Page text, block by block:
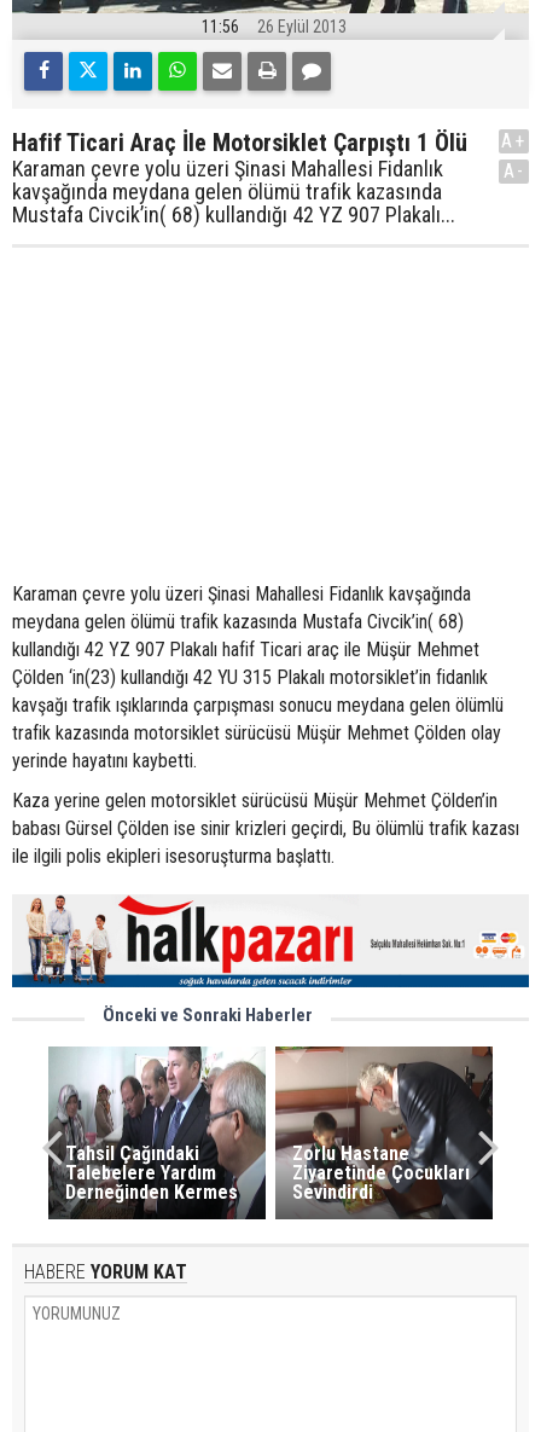
11:56 26 Eylül 2013
Hafif Ticari Araç İle Motorsiklet Çarpıştı 1 Ölü
Karaman çevre yolu üzeri Şinasi Mahallesi Fidanlık
kavşağında meydana gelen ölümü trafik kazasında
Mustafa Civcik’in( 68) kullandığı 42 YZ 907 Plakalı...
A+
A-
Karaman çevre yolu üzeri Şinasi Mahallesi Fidanlık kavşağında
meydana gelen ölümü trafik kazasında Mustafa Civcik’in( 68)
kullandığı 42 YZ 907 Plakalı hafif Ticari araç ile Müşür Mehmet
Çölden ‘in(23) kullandığı 42 YU 315 Plakalı motorsiklet’in fidanlık
kavşağı trafik ışıklarında çarpışması sonucu meydana gelen ölümlü
trafik kazasında motorsiklet sürücüsü Müşür Mehmet Çölden olay
yerinde hayatını kaybetti.
Kaza yerine gelen motorsiklet sürücüsü Müşür Mehmet Çölden’in
babası Gürsel Çölden ise sinir krizleri geçirdi, Bu ölümlü trafik kazası
ile ilgili polis ekipleri isesoruşturma başlattı.
Önceki ve Sonraki Haberler
Tahsil Çağındaki
Talebelere Yardım
Derneğinden Kermes
Zorlu Hastane
Ziyaretinde Çocukları
Sevindirdi
HABERE YORUM KAT